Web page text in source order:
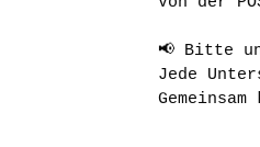
📢 Bitte
Jede